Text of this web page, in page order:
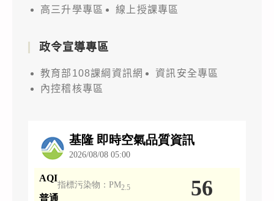
高三升學專區
線上授課專區
政令宣導專區
教育部108課綱資訊網
資訊安全專區
內控稽核專區